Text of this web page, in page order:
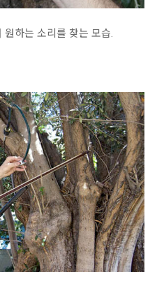
하는 소리를 찾는 모습.